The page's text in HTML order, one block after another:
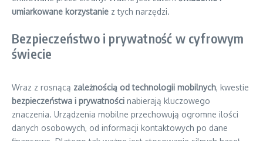
umiarkowane korzystanie z tych narzędzi.
Bezpieczeństwo i prywatność w cyfrowym
świecie
Wraz z rosnącą zależnością od technologii mobilnych, kwestie
bezpieczeństwa i prywatności nabierają kluczowego
znaczenia. Urządzenia mobilne przechowują ogromne ilości
danych osobowych, od informacji kontaktowych po dane